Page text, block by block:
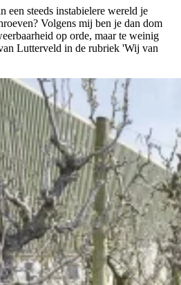
een steeds instabielere wereld je
Volgens mij ben je dan dom
op orde, maar te weinig
Lutterveld in de rubriek 'Wij van